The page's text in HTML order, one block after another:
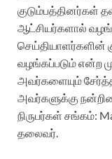
குடும்பத்தினர்கள்
ஆட்சியர்களால்
செய்தியாளர்களின்
வழங்கப்படும் என்ற
அவர்களையும்
அவர்களுக்கு
நிருபர்கள் சங்கம்:
தலைவர்.